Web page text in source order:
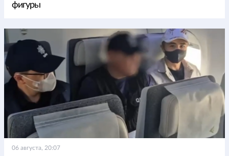
фигуры
06 августа, 20:07